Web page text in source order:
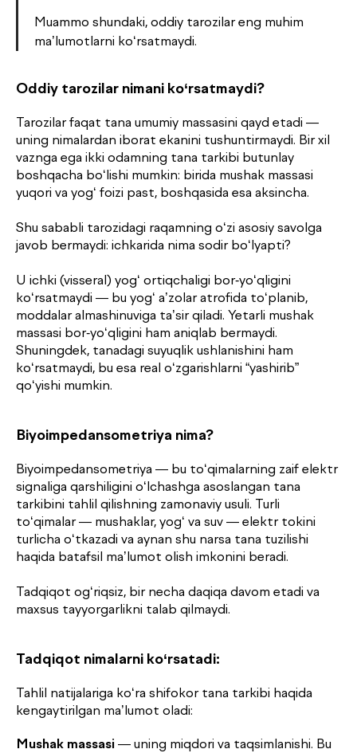
Muammo shundaki, oddiy tarozilar eng muhim
ma’lumotlarni ko‘rsatmaydi.
Oddiy tarozilar nimani ko‘rsatmaydi?
Tarozilar faqat tana umumiy massasini qayd etadi —
uning nimalardan iborat ekanini tushuntirmaydi. Bir xil
vaznga ega ikki odamning tana tarkibi butunlay
boshqacha bo‘lishi mumkin: birida mushak massasi
yuqori va yog‘ foizi past, boshqasida esa aksincha.
Shu sababli tarozidagi raqamning o‘zi asosiy savolga
javob bermaydi: ichkarida nima sodir bo‘lyapti?
U ichki (visseral) yog‘ ortiqchaligi bor-yo‘qligini
ko‘rsatmaydi — bu yog‘ a’zolar atrofida to‘planib,
moddalar almashinuviga ta’sir qiladi. Yetarli mushak
massasi bor-yo‘qligini ham aniqlab bermaydi.
Shuningdek, tanadagi suyuqlik ushlanishini ham
ko‘rsatmaydi, bu esa real o‘zgarishlarni “yashirib”
qo‘yishi mumkin.
Biyoimpedansometriya nima?
Biyoimpedansometriya — bu to‘qimalarning zaif elektr
signaliga qarshiligini o‘lchashga asoslangan tana
tarkibini tahlil qilishning zamonaviy usuli. Turli
to‘qimalar — mushaklar, yog‘ va suv — elektr tokini
turlicha o‘tkazadi va aynan shu narsa tana tuzilishi
haqida batafsil ma’lumot olish imkonini beradi.
Tadqiqot og‘riqsiz, bir necha daqiqa davom etadi va
maxsus tayyorgarlikni talab qilmaydi.
Tadqiqot nimalarni ko‘rsatadi:
Tahlil natijalariga ko‘ra shifokor tana tarkibi haqida
kengaytirilgan ma’lumot oladi:
Mushak massasi — uning miqdori va taqsimlanishi. Bu